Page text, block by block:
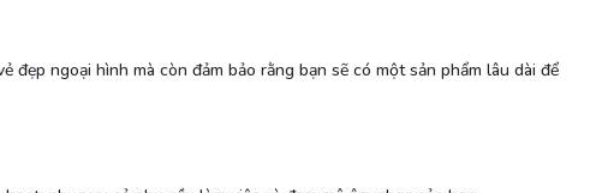
ngoại hình mà còn đảm bảo rằng bạn sẽ có một sản phẩm lâu dài để